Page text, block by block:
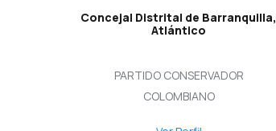
Concejal Distrital de Barranquilla,
Atlántico
PARTIDO CONSERVADOR
COLOMBIANO